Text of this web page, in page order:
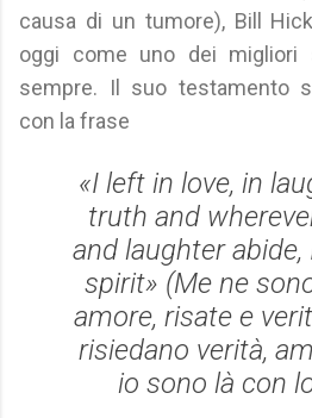
causa di un tumore), Bill
oggi come uno dei migliori
sempre. Il suo testamento
con la frase
«I left in love, in
truth and
and laughter
spirit» (Me ne
amore, risate e
risiedano verità,
io sono là con